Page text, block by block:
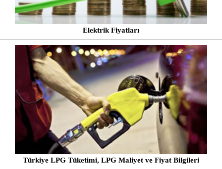
Elektrik Fiyatları
Türkiye LPG Tüketimi, LPG Maliyet ve Fiyat Bilgileri